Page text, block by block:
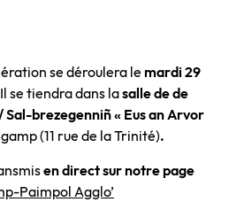
se déroulera le mardi 29
se tiendra dans lasalle de de
Sal-brezegenniñ « Eus an Arvor
(11 rue de la Trinité).
en direct sur notre page
Paimpol Agglo’